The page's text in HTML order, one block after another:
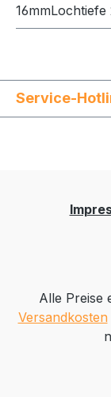
16mmLochtiefe
Service-
Alle Preise
Versandkosten